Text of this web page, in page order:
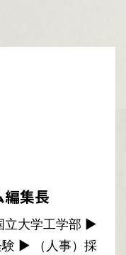
集長
立大学工学部 ▶︎
▶︎ （人事）採